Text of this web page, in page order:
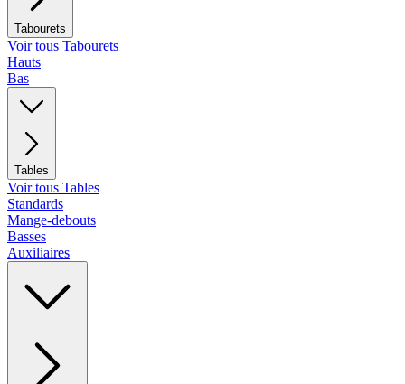
Tabourets
Voir tous Tabourets
Hauts
Bas
Tables
Voir tous Tables
Standards
Mange-debouts
Basses
Auxiliaires